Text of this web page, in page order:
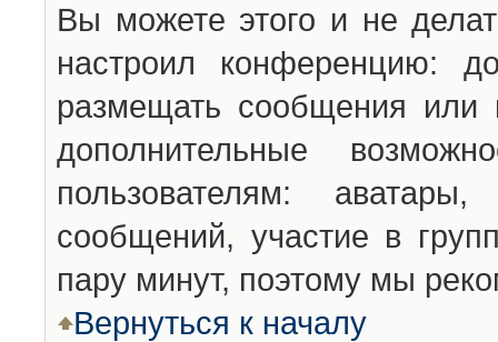
Вы можете этого и не
настроил конференцию:
размещать сообщения или
дополнительные
пользователям:
сообщений, участие в
пару минут, поэтому мы
Вернуться к началу